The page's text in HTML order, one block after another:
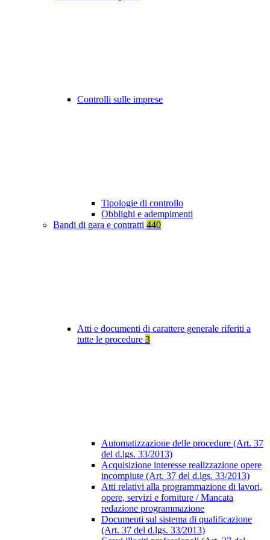
Controlli sulle imprese
Tipologie di controllo
Obblighi e adempimenti
Bandi di gara e contratti 440
Atti e documenti di carattere generale riferiti a
tutte le procedure 3
Automatizzazione delle procedure (Art. 37
del d.lgs. 33/2013)
Acquisizione interesse realizzazione opere
incompiute (Art. 37 del d.lgs. 33/2013)
Atti relativi alla programmazione di lavori,
opere, servizi e forniture / Mancata
redazione programmazione
Documenti sul sistema di qualificazione
(Art. 37 del d.lgs. 33/2013)